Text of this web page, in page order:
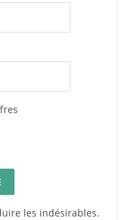
les indésirables.